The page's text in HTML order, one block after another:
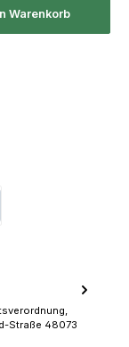
Warenkorb
Straße 48073